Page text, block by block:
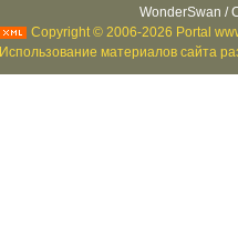
WonderSwan /
Copyright © 2006-2026 Portal
Использование материалов сайта